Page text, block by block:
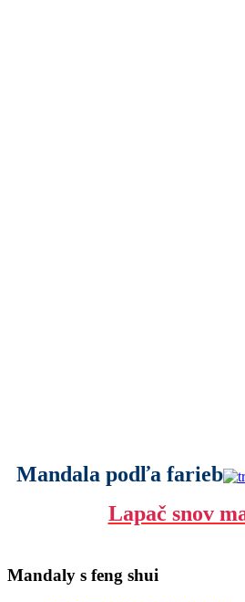
Mandala podľa farieb
Lapač snov
Mandaly s feng shui